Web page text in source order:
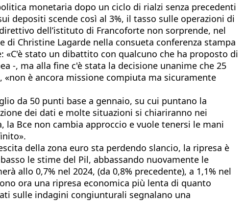
monetaria dopo un ciclo di rialzi senza precedenti
depositi scende così al 3%, il tasso sulle operazioni di
dell’istituto di Francoforte non sorprende, nel
Christine Lagarde nella consueta conferenza stampa
«C'è stato un dibattito con qualcuno che ha proposto di
-, ma alla fine c'è stata la decisione unanime che 25
è ancora missione compiuta ma sicuramente
da 50 punti base a gennaio, su cui puntano la
dei dati e molte situazioni si chiariranno nei
Bce non cambia approccio e vuole tenersi le mani
della zona euro sta perdendo slancio, la ripresa è
le stime del Pil, abbassando nuovamente le
allo 0,7% nel 2024, (da 0,8% precedente), a 1,1% nel
ora una ripresa economica più lenta di quanto
sulle indagini congiunturali segnalano una